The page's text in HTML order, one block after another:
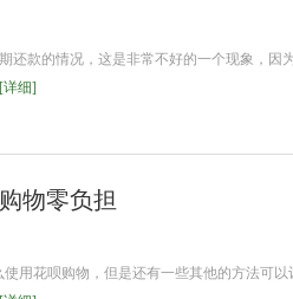
还款的情况，这是非常不好的一个现象，因
[详细]
物零负担
用花呗购物，但是还有一些其他的方法可以